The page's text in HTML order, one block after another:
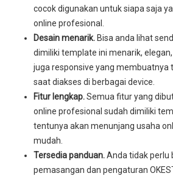
cocok digunakan untuk siapa saja
online profesional.
Desain menarik. Bisa anda lihat
dimiliki template ini menarik,
juga responsive yang membuatnya
saat diakses di berbagai device.
Fitur lengkap.Semua fitur yang
online profesional sudah dimiliki
tentunya akan menunjang usaha
mudah.
Tersedia panduan.Anda tidak perlu
pemasangan dan pengaturan